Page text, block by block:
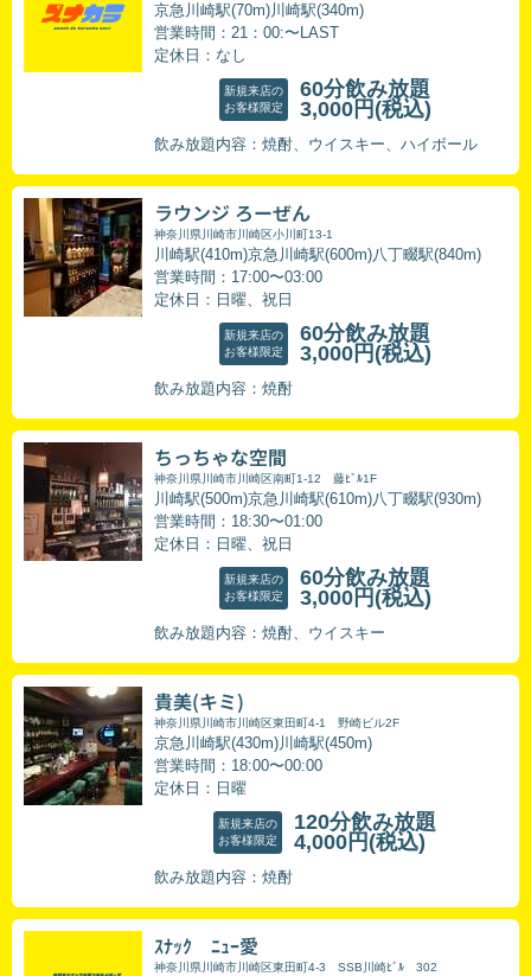
京急川崎駅(70m)川崎駅(340m)
営業時間：21：00:〜LAST
定休日：なし
新規来店の
お客様限定
60分飲み放題
3,000円 (税込)
飲み放題内容：焼酎、ウイスキー、ハイボール
ラウンジ ろーぜん
神奈川県川崎市川崎区小川町13-1
川崎駅(410m)京急川崎駅(600m)八丁畷駅(840m)
営業時間：17:00〜03:00
定休日：日曜、祝日
新規来店の
お客様限定
60分飲み放題
3,000円 (税込)
飲み放題内容：焼酎
ちっちゃな空間
神奈川県川崎市川崎区南町1-12 藤ﾋﾞﾙ1F
川崎駅(500m)京急川崎駅(610m)八丁畷駅(930m)
営業時間：18:30〜01:00
定休日：日曜、祝日
新規来店の
お客様限定
60分飲み放題
3,000円 (税込)
飲み放題内容：焼酎、ウイスキー
貴美(キミ)
神奈川県川崎市川崎区東田町4-1 野崎ビル2F
京急川崎駅(430m)川崎駅(450m)
営業時間：18:00〜00:00
定休日：日曜
新規来店の
お客様限定
120分飲み放題
4,000円 (税込)
飲み放題内容：焼酎
ｽﾅｯｸ ﾆｭｰ愛
神奈川県川崎市川崎区東田町4-3 SSB川崎ﾋﾞﾙ 302